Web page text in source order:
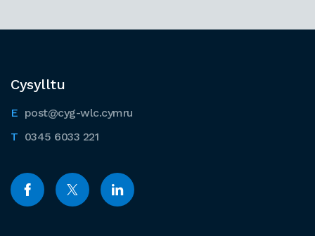
Cysylltu
post@cyg-wlc.cymru
0345 6033 221